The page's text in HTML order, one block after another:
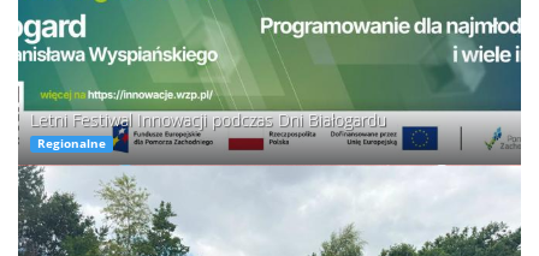
Regionalne
Letni Festiwal Innowacji podczas Dni Białogardu